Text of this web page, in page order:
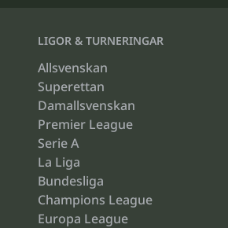
LIGOR & TURNERINGAR
Allsvenskan
Superettan
Damallsvenskan
Premier League
Serie A
La Liga
Bundesliga
Champions League
Europa League